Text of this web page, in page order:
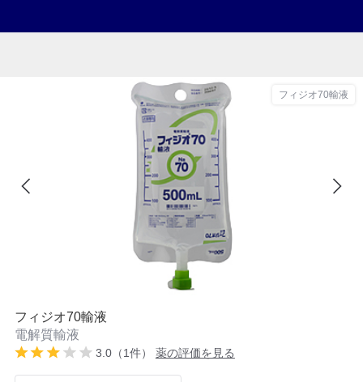
フィジオ70輸液
フィジオ70輸液
電解質輸液
3.0（1件） 薬の評価を見る